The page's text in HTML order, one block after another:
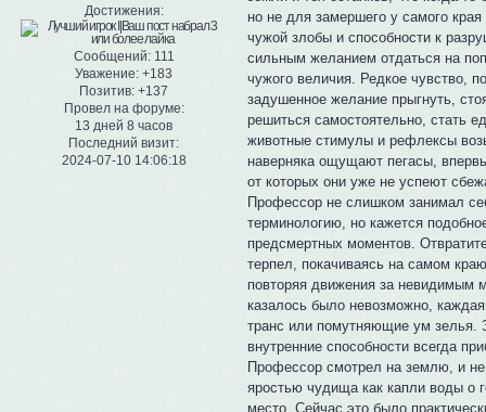
Достижения:
Сообщений:111
Уважение: +183
Позитив: +137
Провел на форуме:
13 дней 8 часов
Последний визит:
2024-07-10 14:06:18
но не для замершего у самого
чужой злобы и способности к
сильным желанием отдаться на
чужого величия. Редкое чувство,
задушенное желание прыгнуть,
решиться самостоятельно, стать
животные стимулы и рефлексы
наверняка ощущают пегасы,
от которых они уже не успеют
Профессор не слишком занимал
терминологию, но кажется
предсмертных моментов.
терпел, покачиваясь на самом
повторяя движения за невидимым
казалось было невозможно,
транс или помутняющие ум зелья.
внутренние способности всегда
Профессор смотрел на землю, и
яростью чудища как капли воды о
место. Сейчас это было